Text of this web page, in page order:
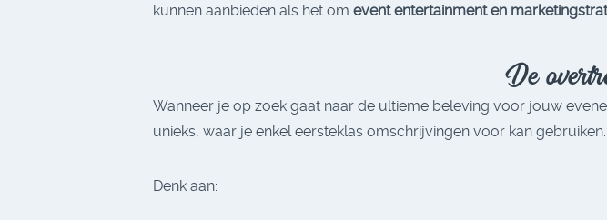
kunnen aanbieden als het om event entertainment en
De
Wanneer je op zoek gaat naar de ultieme beleving voor jouw
unieks, waar je enkel eersteklas omschrijvingen voor kan gebruiken.
Denk aan: